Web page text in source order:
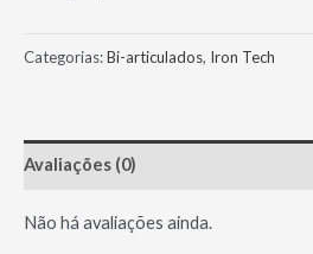
Categorias:Bi-articulados, Iron Tech
Avaliações (0)
Não há avaliações ainda.